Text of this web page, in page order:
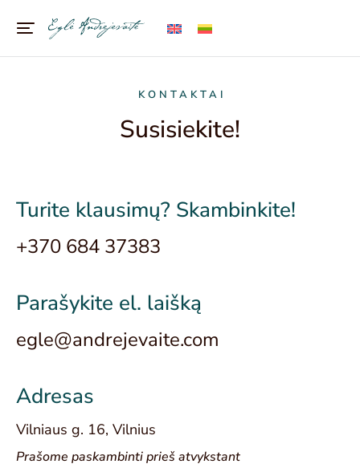
KONTAKTAI
Susisiekite!
Turite klausimų? Skambinkite!
+370 684 37383
Parašykite el. laišką
egle@andrejevaite.com
Adresas
Vilniaus g. 16, Vilnius
Prašome paskambinti prieš atvykstant